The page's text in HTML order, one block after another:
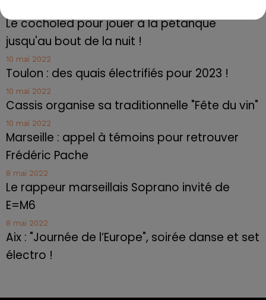
Le cocholed pour jouer à la pétanque
jusqu'au bout de la nuit !
10 mai 2022
Toulon : des quais électrifiés pour 2023 !
10 mai 2022
Cassis organise sa traditionnelle "Fête du vin"
10 mai 2022
Marseille : appel à témoins pour retrouver
Frédéric Pache
8 mai 2022
Le rappeur marseillais Soprano invité de
E=M6
8 mai 2022
Aix : "Journée de l’Europe", soirée danse et set
électro !